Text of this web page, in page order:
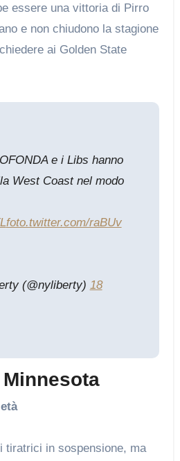
essere una vittoria di Pirro
e non chiudono la stagione
ai Golden State
e i Libs hanno
West Coast nel modo
foto.twitter.com/raBUv
(@nyliberty) 18
tiratrici in sospensione, ma